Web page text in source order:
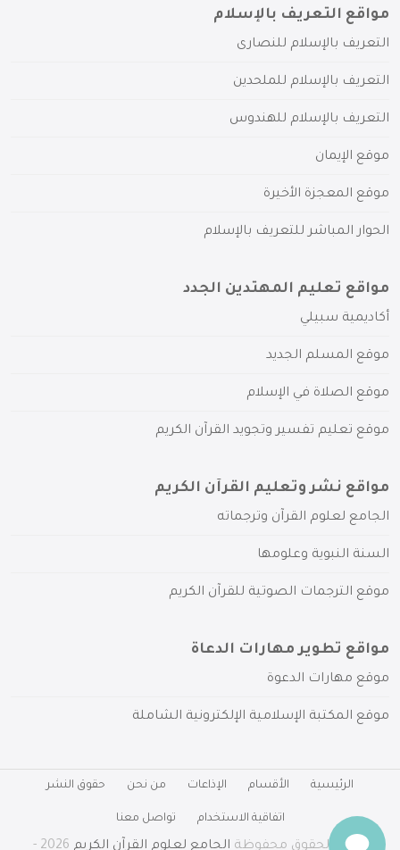
مواقع التعريف بالإسلام
التعريف بالإسلام للنصارى
التعريف بالإسلام للملحدين
التعريف بالإسلام للهندوس
موقع الإيمان
موقع المعجزة الأخيرة
الحوار المباشر للتعريف بالإسلام
مواقع تعليم المهتدين الجدد
أكاديمية سبيلي
موقع المسلم الجديد
موقع الصلاة في الإسلام
موقع تعليم تفسير وتجويد القرآن الكريم
مواقع نشر وتعليم القرآن الكريم
الجامع لعلوم القرآن وترجماته
السنة النبوية وعلومها
موقع الترجمات الصوتية للقرآن الكريم
مواقع تطوير مهارات الدعاة
موقع مهارات الدعوة
موقع المكتبة الإسلامية الإلكترونية الشاملة
الرئيسية الأقسام الإذاعات من نحن حقوق النشر
اتفاقية الاستخدام تواصل معنا
جميع الحقوق محفوظة الجامع لعلوم القرآن الكريم 2026 -